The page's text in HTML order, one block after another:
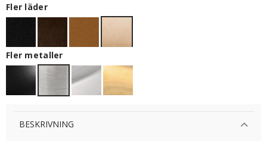
Fler läder
Fler metaller
BESKRIVNING